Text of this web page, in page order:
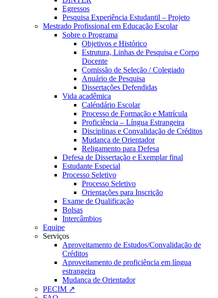
Egressos
Pesquisa Experiência Estudantil – Projeto
Mestrado Profissional em Educação Escolar
Sobre o Programa
Objetivos e Histórico
Estrutura, Linhas de Pesquisa e Corpo
Docente
Comissão de Seleção / Colegiado
Anuário de Pesquisa
Dissertações Defendidas
Vida acadêmica
Caléndário Escolar
Processo de Formação e Matrícula
Proficiência – Língua Estrangeira
Disciplinas e Convalidação de Créditos
Mudança de Orientador
Religamento para Defesa
Defesa de Dissertação e Exemplar final
Estudante Especial
Processo Seletivo
Processo Seletivo
Orientações para Inscrição
Exame de Qualificação
Bolsas
Intercâmbios
Equipe
Serviços
Aproveitamento de Estudos/Convalidação de
Créditos
Aproveitamento de proficiência em língua
estrangeira
Mudança de Orientador
PECIM ↗